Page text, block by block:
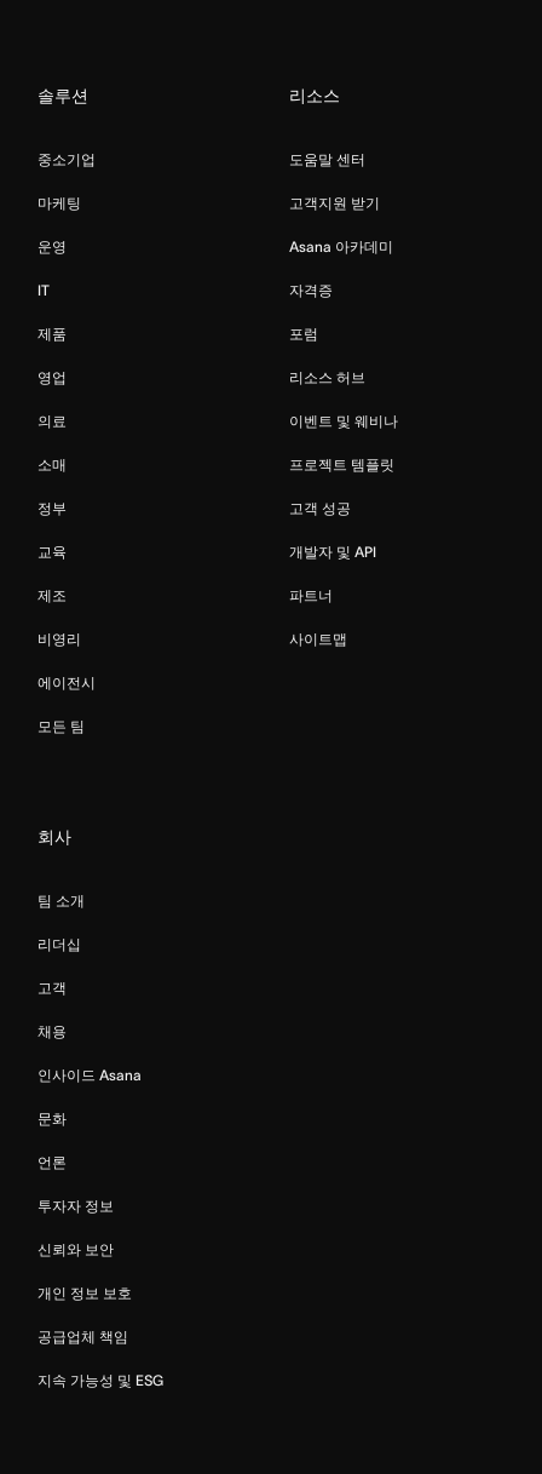
솔루션
중소기업
마케팅
운영
IT
제품
영업
의료
소매
정부
교육
제조
비영리
에이전시
모든 팀
리소스
도움말 센터
고객지원 받기
Asana 아카데미
자격증
포럼
리소스 허브
이벤트 및 웨비나
프로젝트 템플릿
고객 성공
개발자 및 API
파트너
사이트맵
회사
팀 소개
리더십
고객
채용
인사이드 Asana
문화
언론
투자자 정보
신뢰와 보안
개인 정보 보호
공급업체 책임
지속 가능성 및 ESG